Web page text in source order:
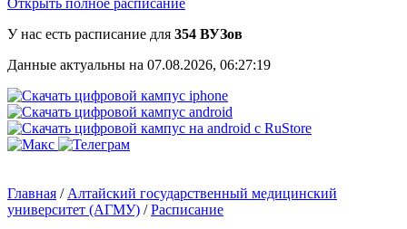
У нас есть расписание для 354 ВУЗов
Данные актуальны на 07.08.2026, 06:27:19
Главная / Алтайский государственный медицинский
университет (АГМУ) /Расписание